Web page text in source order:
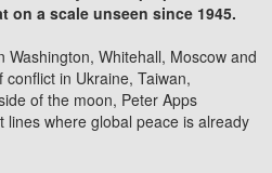
on a scale unseen since 1945.
Whitehall, Moscow and
in Ukraine, Taiwan,
of the moon, Peter Apps
lines where global peace is already